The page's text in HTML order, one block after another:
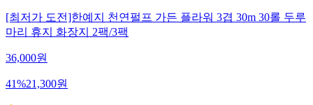
[최저가 도전]한예지 천연펄프 가든 플라워 3겹 30m 30롤 두루
마리 휴지 화장지 2팩/3팩
36,000원
41%21,300원